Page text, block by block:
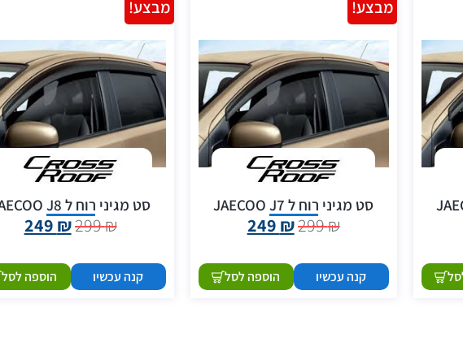
סט מגיני רוח ל JAECOO J7
299₪
249 ₪
קנה עכשיו הוספה לסל
מבצע!
סט מגיני רוח ל JAECOO J8
299₪
249 ₪
קנה עכשיו הוספה לסל
מבצע!